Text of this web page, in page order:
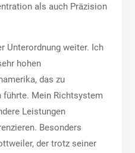
als auch Präzision
Unterordnung weiter. Ich
hohen
das zu
führte. Mein Richtsystem
Leistungen
Besonders
der trotz seiner